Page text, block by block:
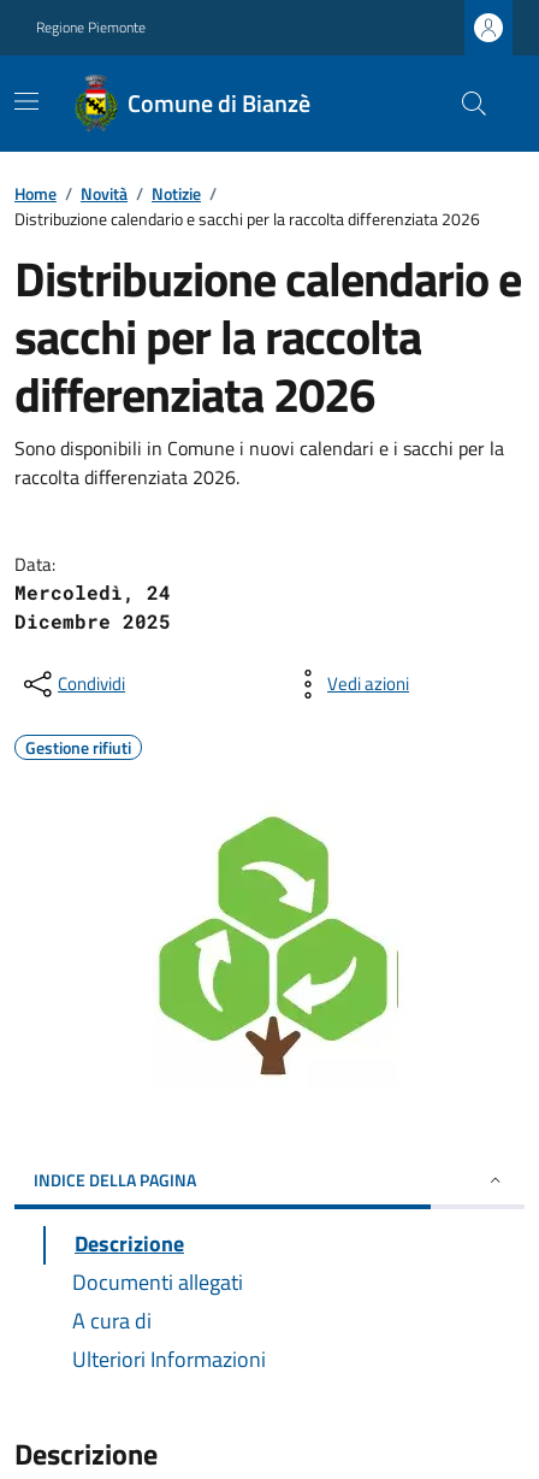
Regione Piemonte
Comune di Bianzè
Home / Novità / Notizie /
Distribuzione calendario e sacchi per la raccolta differenziata 2026
Distribuzione calendario e
sacchi per la raccolta
differenziata 2026
Sono disponibili in Comune i nuovi calendari e i sacchi per la
raccolta differenziata 2026.
Data:
Mercoledì, 24
Dicembre 2025
Condividi Vedi azioni
Gestione rifiuti
INDICE DELLA PAGINA
Descrizione
Documenti allegati
A cura di
Ulteriori Informazioni
Descrizione